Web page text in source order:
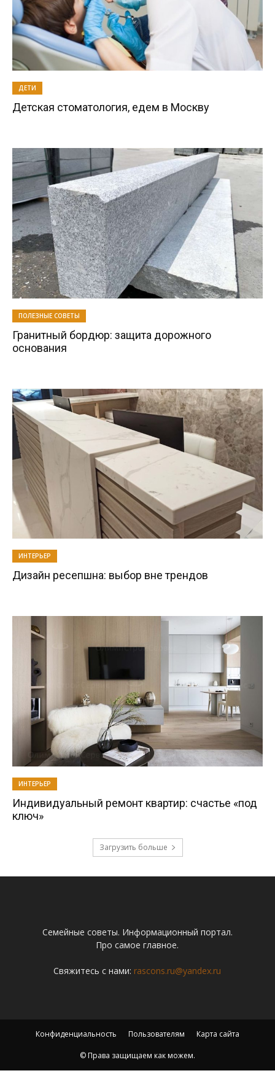
ДЕТИ
Детская стоматология, едем в Москву
ПОЛЕЗНЫЕ СОВЕТЫ
Гранитный бордюр: защита дорожного
основания
ИНТЕРЬЕР
Дизайн ресепшна: выбор вне трендов
ИНТЕРЬЕР
Индивидуальный ремонт квартир: счастье «под
ключ»
Загрузить больше
Семейные советы. Информационный портал.
Про самое главное.
Свяжитесь с нами: rascons.ru@yandex.ru
Конфиденциальность Пользователям Карта сайта
© Права защищаем как можем.